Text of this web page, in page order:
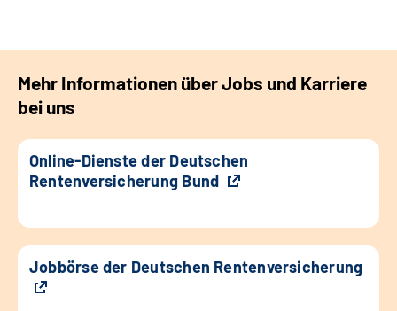
Mehr Informationen über Jobs und Karriere
bei uns
Online-Dienste der Deutschen
Rentenversicherung Bund
Jobbörse der Deutschen Rentenversicherung